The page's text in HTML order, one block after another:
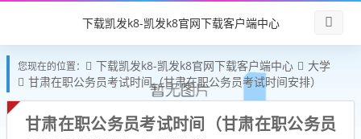
下载凯发k8-凯发k8官网下载客户端中心
您现在的位置： 下载凯发k8-凯发k8官网下载客户端中心
大学
甘肃在职公务员考试时间（甘肃在职公务员考试时间安排）
甘肃在职公务员考试时间（甘肃在职公务员